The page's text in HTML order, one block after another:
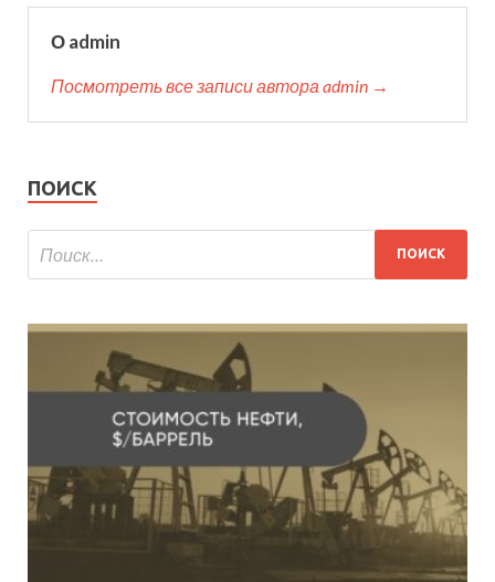
О admin
Посмотреть все записи автора admin →
ПОИСК